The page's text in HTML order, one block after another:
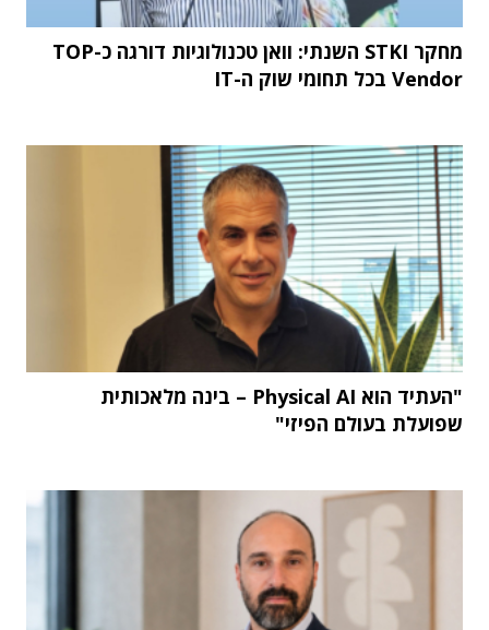
מחקר STKI השנתי: וואן טכנולוגיות דורגה כ-TOP
Vendor בכל תחומי שוק ה-IT
"העתיד הוא Physical AI – בינה מלאכותית
שפועלת בעולם הפיזי"